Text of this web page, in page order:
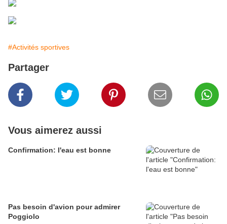
#Activités sportives
Partager
Vous aimerez aussi
Confirmation: l'eau est bonne
Pas besoin d'avion pour admirer
Poggiolo